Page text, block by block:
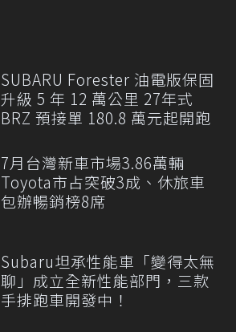
SUBARU Forester 油電版保固
升級 5 年 12 萬公里 27年式
BRZ 預接單 180.8 萬元起開跑
7月台灣新車市場3.86萬輛
Toyota市占突破3成、休旅車
包辦暢銷榜8席
Subaru坦承性能車「變得太無
聊」成立全新性能部門，三款
手排跑車開發中！